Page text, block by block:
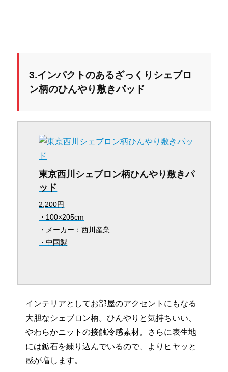
3.インパクトのあるざっくりシェブロ
ン柄のひんやり敷きパッド
東京西川シェブロン柄ひんやり敷きパ
ッド
2,200円
・100×205cm
・メーカー：西川産業
・中国製
インテリアとしてお部屋のアクセントにもなる
大胆なシェブロン柄。ひんやりと気持ちいい、
やわらかニットの接触冷感素材。さらに表生地
には鉱石を練り込んでいるので、よりヒヤッと
感が増します。